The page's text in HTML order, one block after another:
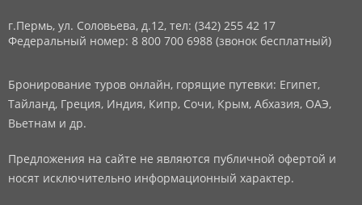
г.Пермь, ул. Соловьева, д.12, тел: (342) 255 42 17
Федеральный номер: 8 800 700 6988 (звонок бесплатный)
Бронирование туров онлайн, горящие путевки: Египет,
Тайланд, Греция, Индия, Кипр, Сочи, Крым, Абхазия, ОАЭ,
Вьетнам и др.
Предложения на сайте не являются публичной офертой и
носят исключительно информационный характер.